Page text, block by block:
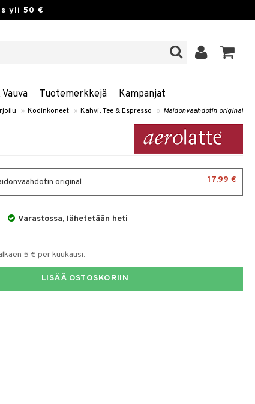
yli 50 €
Tuotemerkkejä Kampanjat
» Kodinkoneet » Kahvi, Tee & Espresso » Maidonvaahdotin original
original 17,99 €
Varastossa, lähetetään heti
5 € per kuukausi.
LISÄÄ OSTOSKORIIN